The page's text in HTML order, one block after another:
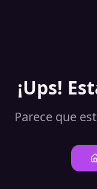
¡Ups!
Parece que